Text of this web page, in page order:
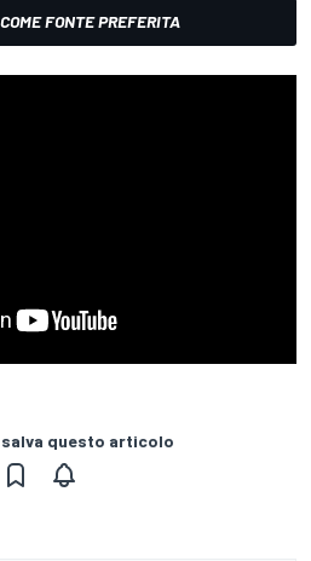
FONTE PREFERITA
questo articolo